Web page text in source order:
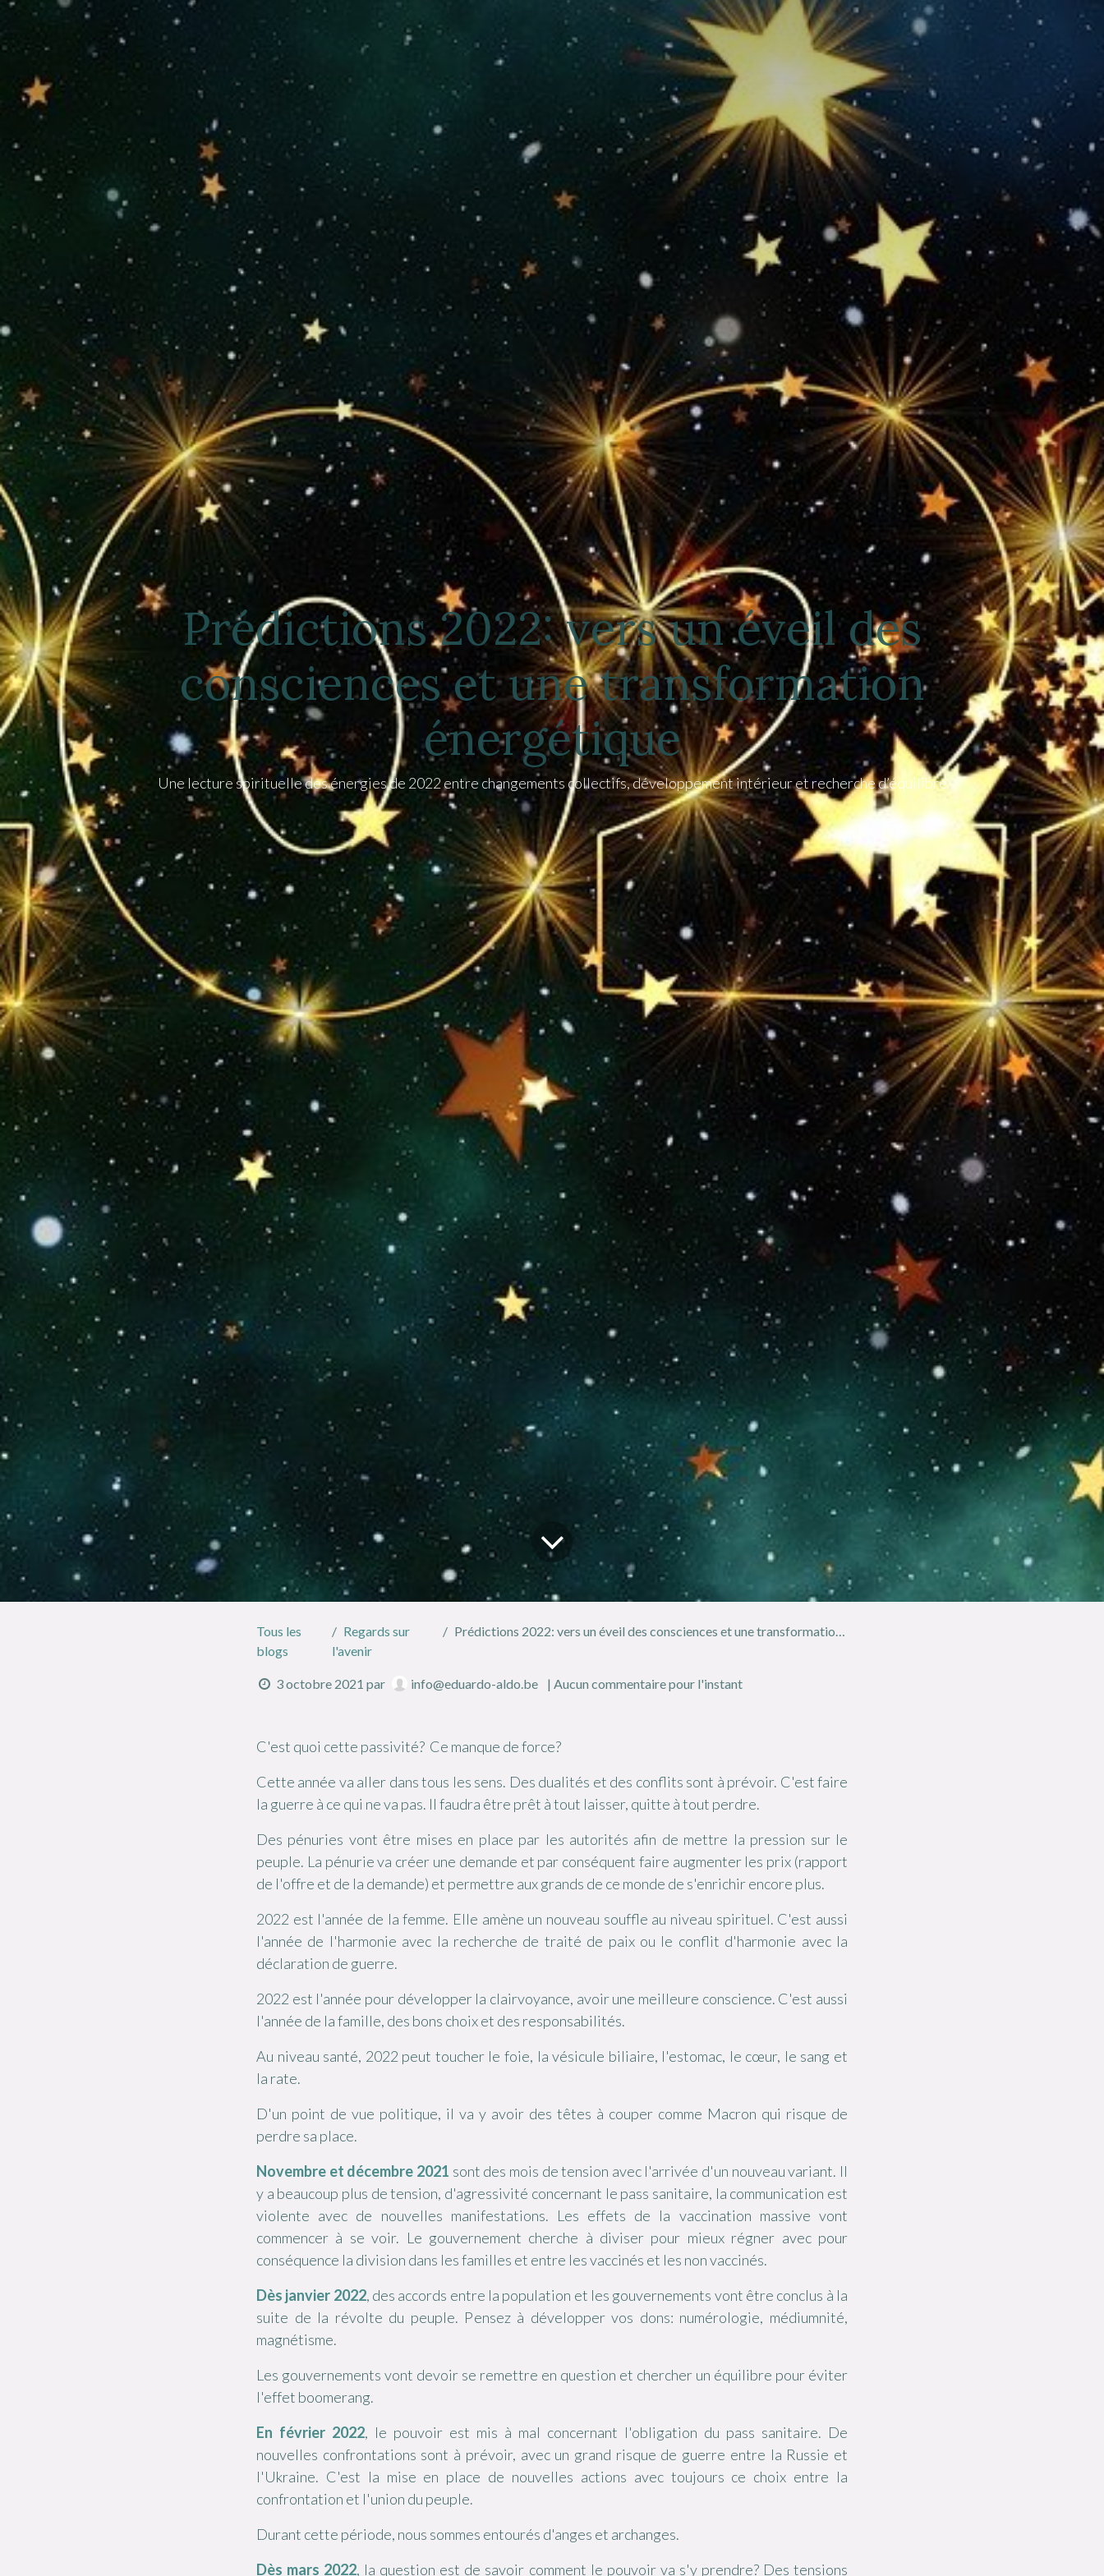
Prédictions 2022: vers un éveil des
consciences et une transformation
énergétique
Une lecture spirituelle des énergies de 2022 entre changements collectifs, développement intérieur et recherche d’équilibre
Tous les
blogs
Regards sur
l'avenir
Prédictions 2022: vers un éveil des consciences et une transformation énergétique
3 octobre 2021 par info@eduardo-aldo.be | Aucun commentaire pour l'instant
C'est quoi cette passivité? Ce manque de force?
Cette année va aller dans tous les sens. Des dualités et des conflits sont à prévoir. C'est faire
la guerre à ce qui ne va pas. Il faudra être prêt à tout laisser, quitte à tout perdre.
Des pénuries vont être mises en place par les autorités afin de mettre la pression sur le
peuple. La pénurie va créer une demande et par conséquent faire augmenter les prix (rapport
de l'offre et de la demande) et permettre aux grands de ce monde de s'enrichir encore plus.
2022 est l'année de la femme. Elle amène un nouveau souffle au niveau spirituel. C'est aussi
l'année de l'harmonie avec la recherche de traité de paix ou le conflit d'harmonie avec la
déclaration de guerre.
2022 est l'année pour développer la clairvoyance, avoir une meilleure conscience. C'est aussi
l'année de la famille, des bons choix et des responsabilités.
Au niveau santé, 2022 peut toucher le foie, la vésicule biliaire, l'estomac, le cœur, le sang et
la rate.
D'un point de vue politique, il va y avoir des têtes à couper comme Macron qui risque de
perdre sa place.
Novembre et décembre 2021 sont des mois de tension avec l'arrivée d'un nouveau variant. Il
y a beaucoup plus de tension, d'agressivité concernant le pass sanitaire, la communication est
violente avec de nouvelles manifestations. Les effets de la vaccination massive vont
commencer à se voir. Le gouvernement cherche à diviser pour mieux régner avec pour
conséquence la division dans les familles et entre les vaccinés et les non vaccinés.
Dès janvier 2022, des accords entre la population et les gouvernements vont être conclus à la
suite de la révolte du peuple. Pensez à développer vos dons: numérologie, médiumnité,
magnétisme.
Les gouvernements vont devoir se remettre en question et chercher un équilibre pour éviter
l'effet boomerang.
En février 2022, le pouvoir est mis à mal concernant l'obligation du pass sanitaire. De
nouvelles confrontations sont à prévoir, avec un grand risque de guerre entre la Russie et
l'Ukraine. C'est la mise en place de nouvelles actions avec toujours ce choix entre la
confrontation et l'union du peuple.
Durant cette période, nous sommes entourés d'anges et archanges.
Dès mars 2022, la question est de savoir comment le pouvoir va s'y prendre? Des tensions